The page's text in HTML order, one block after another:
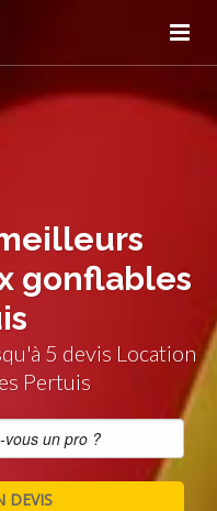
gonflables
5 devis Location
Pertuis